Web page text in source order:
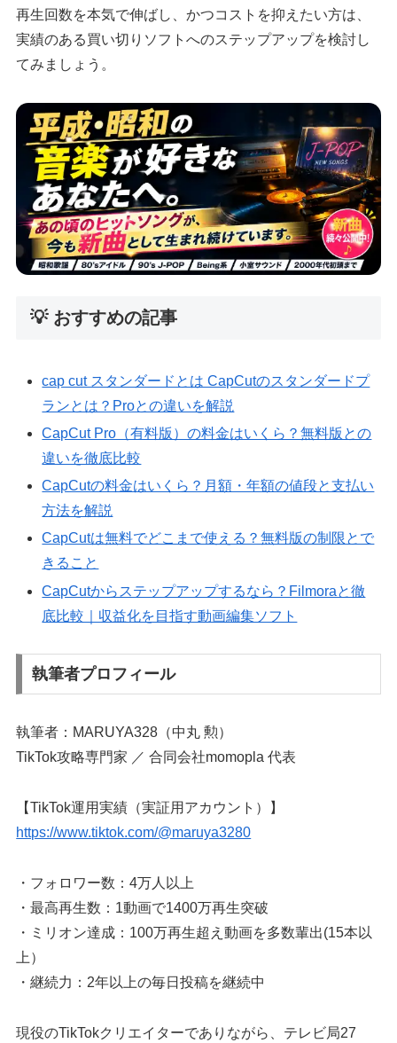
再生回数を本気で伸ばし、かつコストを抑えたい方は、
実績のある買い切りソフトへのステップアップを検討し
てみましょう。
💡 おすすめの記事
cap cut スタンダードとは CapCutのスタンダードプ
ランとは？Proとの違いを解説
CapCut Pro（有料版）の料金はいくら？無料版との
違いを徹底比較
CapCutの料金はいくら？月額・年額の値段と支払い
方法を解説
CapCutは無料でどこまで使える？無料版の制限とで
きること
CapCutからステップアップするなら？Filmoraと徹
底比較｜収益化を目指す動画編集ソフト
執筆者プロフィール
執筆者：MARUYA328（中丸 勲）
TikTok攻略専門家 ／ 合同会社momopla 代表
【TikTok運用実績（実証用アカウント）】
https://www.tiktok.com/@maruya3280
・フォロワー数：4万人以上
・最高再生数：1動画で1400万再生突破
・ミリオン達成：100万再生超え動画を多数輩出(15本以
上）
・継続力：2年以上の毎日投稿を継続中
現役のTikTokクリエイターでありながら、テレビ局27